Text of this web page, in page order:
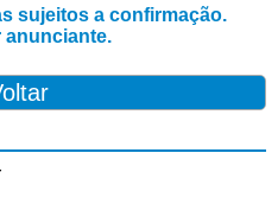
sujeitos a confirmação.
anunciante.